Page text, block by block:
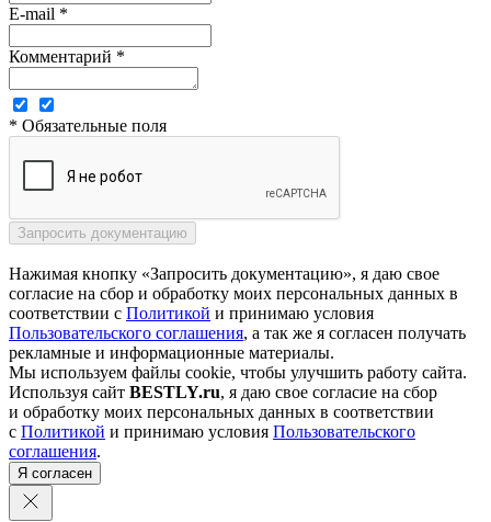
E-mail *
Комментарий *
* Обязательные поля
Нажимая кнопку «Запросить документацию», я даю свое
согласие на сбор и обработку моих персональных данных в
соответствии с Политикой и принимаю условия
Пользовательского соглашения, а так же я согласен получать
рекламные и информационные материалы.
Мы используем файлы cookie, чтобы улучшить работу сайта.
Используя сайт BESTLY.ru, я даю свое согласие на сбор
и обработку моих персональных данных в соответствии
с Политикой и принимаю условия Пользовательского
соглашения.
Я согласен